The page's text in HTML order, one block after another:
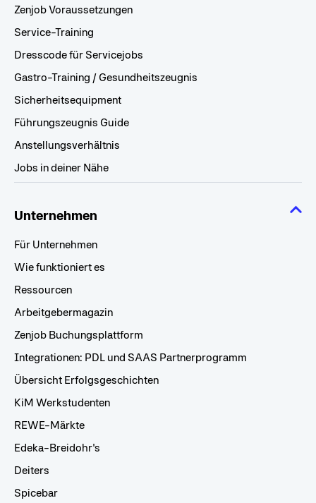
Zenjob Voraussetzungen
Service-Training
Dresscode für Servicejobs
Gastro-Training / Gesundheitszeugnis
Sicherheitsequipment
Führungszeugnis Guide
Anstellungsverhältnis
Jobs in deiner Nähe
Unternehmen
Für Unternehmen
Wie funktioniert es
Ressourcen
Arbeitgebermagazin
Zenjob Buchungsplattform
Integrationen: PDL und SAAS Partnerprogramm
Übersicht Erfolgsgeschichten
KiM Werkstudenten
REWE-Märkte
Edeka-Breidohr's
Deiters
Spicebar